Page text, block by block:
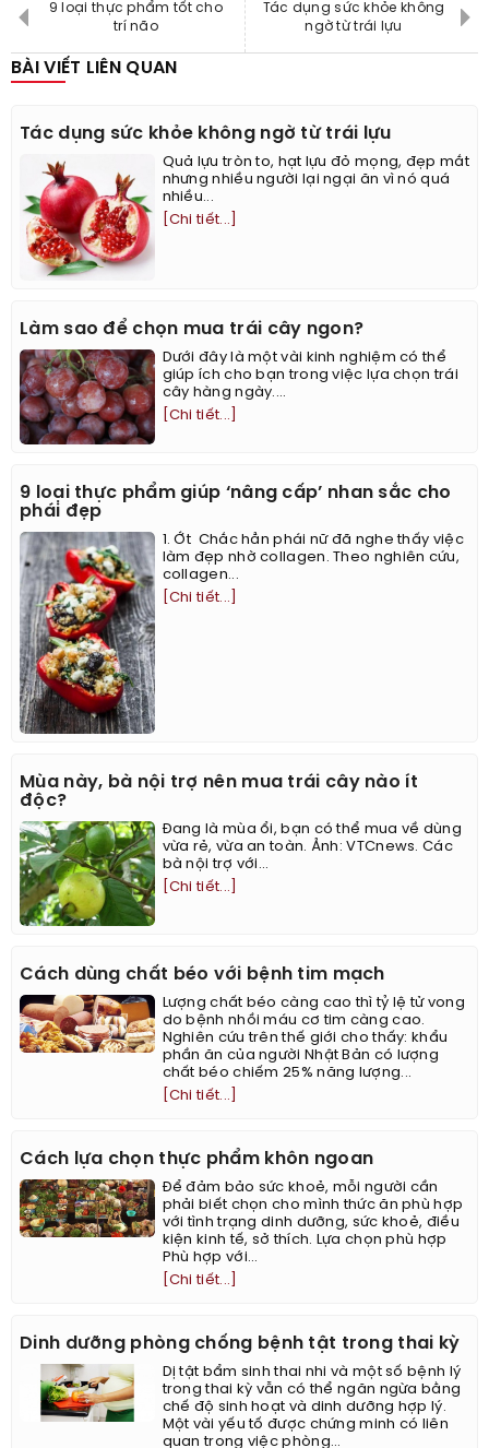
9 loại thực phẩm tốt cho
trí não
Tác dụng sức khỏe không
ngờ từ trái lựu
BÀI VIẾT LIÊN QUAN
Tác dụng sức khỏe không ngờ từ trái lựu
​Quả lựu tròn to, hạt lựu đỏ mọng, đẹp mắt
nhưng nhiều người lại ngại ăn vì nó quá
nhiều...
[Chi tiết...]
Làm sao để chọn mua trái cây ngon?
Dưới đây là một vài kinh nghiệm có thể
giúp ích cho bạn trong việc lựa chọn trái
cây hàng ngày....
[Chi tiết...]
9 loại thực phẩm giúp ‘nâng cấp’ nhan sắc cho
phái đẹp
1. Ớt ​ Chắc hẳn phái nữ đã nghe thấy việc
làm đẹp nhờ collagen. Theo nghiên cứu,
collagen...
[Chi tiết...]
Mùa này, bà nội trợ nên mua trái cây nào ít
độc?
Đang là mùa ổi, bạn có thể mua về dùng
vừa rẻ, vừa an toàn. Ảnh: VTCnews. Các
bà nội trợ với...
[Chi tiết...]
Cách dùng chất béo với bệnh tim mạch
Lượng chất béo càng cao thì tỷ lệ tử vong
do bệnh nhồi máu cơ tim càng cao.
Nghiên cứu trên thế giới cho thấy: khẩu
phần ăn của người Nhật Bản có lượng
chất béo chiếm 25% năng lượng...
[Chi tiết...]
Cách lựa chọn thực phẩm khôn ngoan
Để đảm bảo sức khoẻ, mỗi người cần
phải biết chọn cho mình thức ăn phù hợp
với tình trạng dinh dưỡng, sức khoẻ, điều
kiện kinh tế, sở thích. Lựa chọn phù hợp
Phù hợp với...
[Chi tiết...]
Dinh dưỡng phòng chống bệnh tật trong thai kỳ
Dị tật bẩm sinh thai nhi và một số bệnh lý
trong thai kỳ vẫn có thể ngăn ngừa bằng
chế độ sinh hoạt và dinh dưỡng hợp lý.
Một vài yếu tố được chứng minh có liên
quan trong việc phòng...